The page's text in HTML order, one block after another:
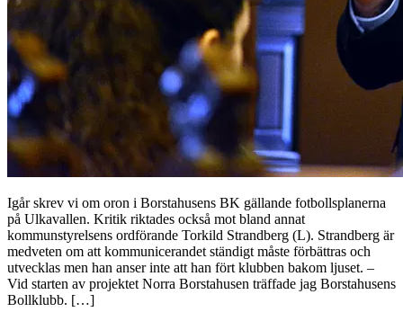
Igår skrev vi om oron i Borstahusens BK gällande fotbollsplanerna
på Ulkavallen. Kritik riktades också mot bland annat
kommunstyrelsens ordförande Torkild Strandberg (L). Strandberg är
medveten om att kommunicerandet ständigt måste förbättras och
utvecklas men han anser inte att han fört klubben bakom ljuset. –
Vid starten av projektet Norra Borstahusen träffade jag Borstahusens
Bollklubb. […]